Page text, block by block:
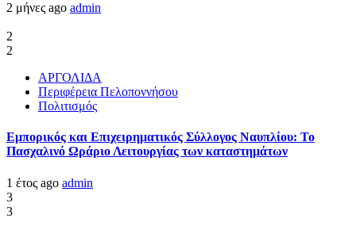
2 μήνες ago admin
2
2
ΑΡΓΟΛΙΔΑ
Περιφέρεια Πελοποννήσου
Πολιτισμός
Εμπορικός και Επιχειρηματικός Σύλλογος Ναυπλίου: Το
Πασχαλινό Ωράριο Λειτουργίας των καταστημάτων
1 έτος ago admin
3
3